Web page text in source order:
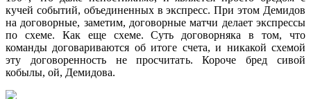
кучей событий, объединенных в экспресс. При этом Демидов
на договорные, заметим, договорные матчи делает экспрессы
по схеме. Как еще схеме. Суть договорняка в том, что
команды договариваются об итоге счета, и никакой схемой
эту договоренность не просчитать. Короче бред сивой
кобылы, ой, Демидова.